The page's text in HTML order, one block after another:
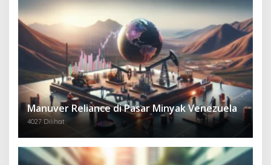
Manuver Reliance di Pasar Minyak Venezuela
4027 Dilihat